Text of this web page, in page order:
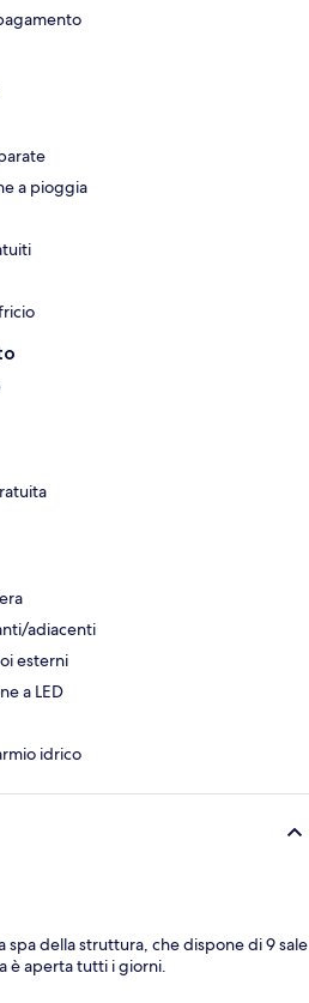
a pioggia
adiacenti
esterni
a LED
idrico
spa della struttura, che dispone di 9 sale
è aperta tutti i giorni.